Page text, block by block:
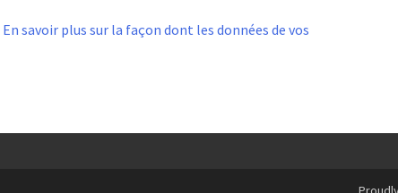
En savoir plus sur la façon dont les données de vos